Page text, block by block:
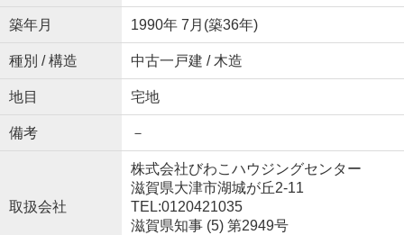
築年月 1990年 7月(築36年)
種別 / 構造 中古一戸建 / 木造
地目 宅地
備考 －
取扱会社
株式会社びわこハウジングセンター
滋賀県大津市湖城が丘2-11
TEL:0120421035
滋賀県知事 (5) 第2949号